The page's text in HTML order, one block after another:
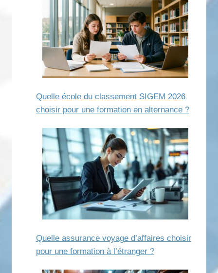
Quelle école du classement SIGEM 2026
choisir pour une formation en alternance ?
Quelle assurance voyage d’affaires choisir
pour une formation à l’étranger ?